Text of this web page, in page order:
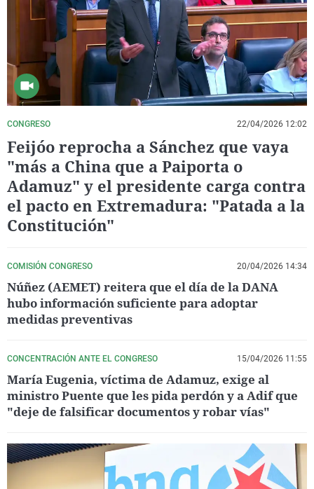
La rosa de los vientos
Gente viajera
Como el perro y el
Caso
Retornados
Equipo de
Operación Viuda
Extremadura
Galicia
La Rioja
Navarra
País Vasco
Virales
Televisión
Elecciones
CONGRESO 22/04/2026 12:02
Feijóo reprocha a Sánchez que vaya
"más a China que a Paiporta o
Adamuz" y el presidente carga contra
el pacto en Extremadura: "Patada a la
Constitución"
COMISIÓN CONGRESO 20/04/2026 14:34
Núñez (AEMET) reitera que el día de la DANA
hubo información suficiente para adoptar
medidas preventivas
CONCENTRACIÓN ANTE EL CONGRESO 15/04/2026 11:55
María Eugenia, víctima de Adamuz, exige al
ministro Puente que les pida perdón y a Adif que
"deje de falsificar documentos y robar vías"